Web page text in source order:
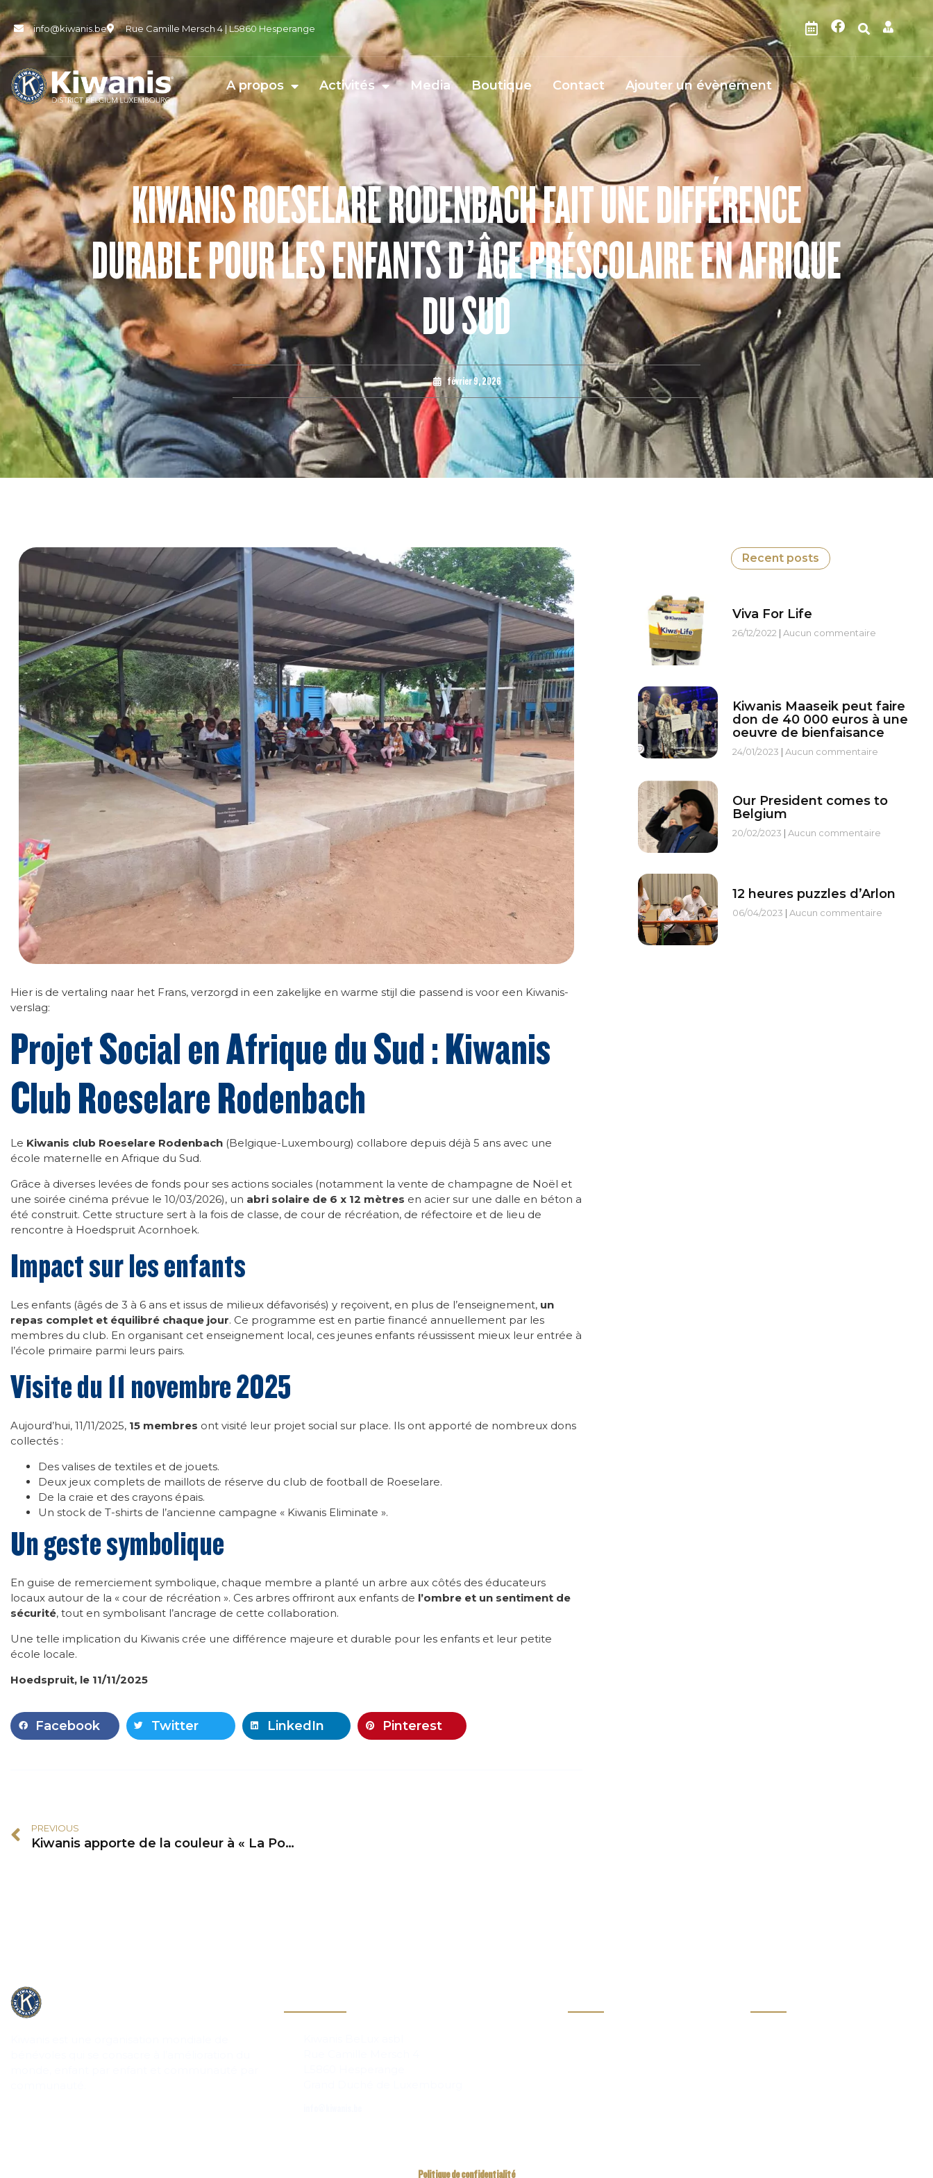
info@kiwanis.be Rue Camille Mersch 4 | L5860 Hesperange
A propos Activités Media Boutique Contact Ajouter un évènement
KIWANIS ROESELARE RODENBACH FAIT UNE DIFFÉRENCE
DURABLE POUR LES ENFANTS D’ÂGE PRÉSCOLAIRE EN AFRIQUE
DU SUD
février 9, 2026
Hier is de vertaling naar het Frans, verzorgd in een zakelijke en warme stijl die passend is voor een Kiwanis-
verslag:
Projet Social en Afrique du Sud : Kiwanis
Club Roeselare Rodenbach
Le Kiwanis club Roeselare Rodenbach (Belgique-Luxembourg) collabore depuis déjà 5 ans avec une
école maternelle en Afrique du Sud.
Grâce à diverses levées de fonds pour ses actions sociales (notamment la vente de champagne de Noël et
une soirée cinéma prévue le 10/03/2026), un abri solaire de 6 x 12 mètres en acier sur une dalle en béton a
été construit. Cette structure sert à la fois de classe, de cour de récréation, de réfectoire et de lieu de
rencontre à Hoedspruit Acornhoek.
Impact sur les enfants
Les enfants (âgés de 3 à 6 ans et issus de milieux défavorisés) y reçoivent, en plus de l’enseignement, un
repas complet et équilibré chaque jour. Ce programme est en partie financé annuellement par les
membres du club. En organisant cet enseignement local, ces jeunes enfants réussissent mieux leur entrée à
l’école primaire parmi leurs pairs.
Visite du 11 novembre 2025
Aujourd’hui, 11/11/2025, 15 membres ont visité leur projet social sur place. Ils ont apporté de nombreux dons
collectés :
Des valises de textiles et de jouets.
Deux jeux complets de maillots de réserve du club de football de Roeselare.
De la craie et des crayons épais.
Un stock de T-shirts de l’ancienne campagne « Kiwanis Eliminate ».
Un geste symbolique
En guise de remerciement symbolique, chaque membre a planté un arbre aux côtés des éducateurs
locaux autour de la « cour de récréation ». Ces arbres offriront aux enfants de l’ombre et un sentiment de
sécurité, tout en symbolisant l’ancrage de cette collaboration.
Une telle implication du Kiwanis crée une différence majeure et durable pour les enfants et leur petite
école locale.
Hoedspruit, le 11/11/2025
Facebook Twitter LinkedIn Pinterest
PREVIOUS
Kiwanis apporte de la couleur à « La Pouponnière »
Recent posts
Viva For Life
26/12/2022 Aucun commentaire
Kiwanis Maaseik peut faire
don de 40 000 euros à une
oeuvre de bienfaisance
24/01/2023 Aucun commentaire
Our President comes to
Belgium
20/02/2023 Aucun commentaire
12 heures puzzles d’Arlon
06/04/2023 Aucun commentaire
Politique de confidentialité